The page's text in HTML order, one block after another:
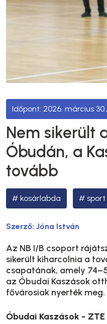
2026. március
Nem sikerült
Óbudán, a
tovább
kosárlabda sport
Szerző: Jóna István
Az NB I/B csoport
sikerült kiharcolnia a
csapatának, amely
az Óbudai Kaszások
fővárosiak nyerték meg.
Óbudai Kaszások - ZTE